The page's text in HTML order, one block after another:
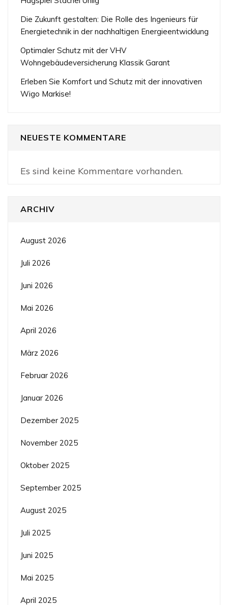
Die Zukunft gestalten: Die Rolle des Ingenieurs für
Energietechnik in der nachhaltigen Energieentwicklung
Optimaler Schutz mit der VHV
Wohngebäudeversicherung Klassik Garant
Erleben Sie Komfort und Schutz mit der innovativen
Wigo Markise!
NEUESTE KOMMENTARE
Es sind keine Kommentare vorhanden.
ARCHIV
August 2026
Juli 2026
Juni 2026
Mai 2026
April 2026
März 2026
Februar 2026
Januar 2026
Dezember 2025
November 2025
Oktober 2025
September 2025
August 2025
Juli 2025
Juni 2025
Mai 2025
April 2025